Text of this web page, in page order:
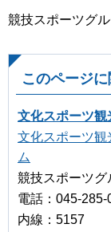
競技スポーツグ
このページ
文化スポーツ観
文化スポーツ観
ム
競技スポーツグ
電話：045-285-
内線：5157